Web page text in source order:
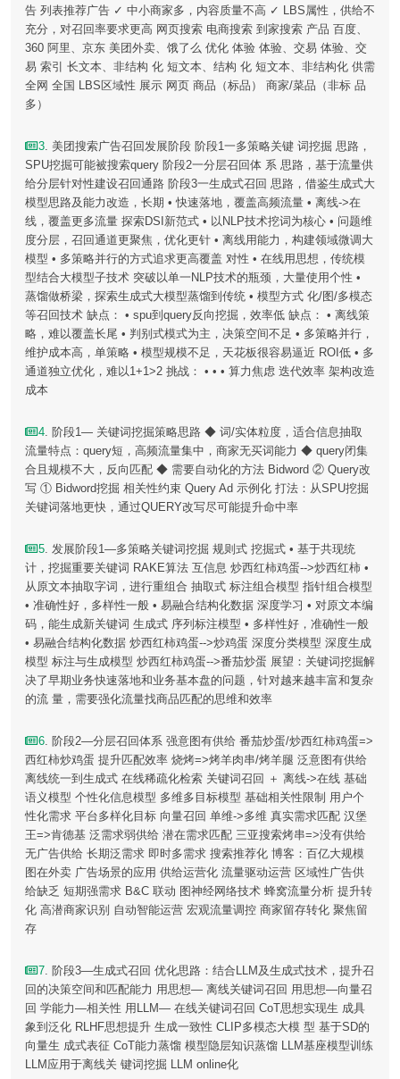
告 列表推荐广告 ✓ 中小商家多，内容质量不高 ✓ LBS属性，供给不
充分，对召回率要求更高 网页搜索 电商搜索 到家搜索 产品 百度、
360 阿里、京东 美团外卖、饿了么 优化 体验 体验、交易 体验、交
易 索引 长文本、非结构 化 短文本、结构 化 短文本、非结构化 供需
全网 全国 LBS区域性 展示 网页 商品（标品） 商家/菜品（非标 品
多）
3. 美团搜索广告召回发展阶段 阶段1一多策略关键 词挖掘 思路，
SPU挖掘可能被搜索query 阶段2一分层召回体 系 思路，基于流量供
给分层针对性建设召回通路 阶段3一生成式召回 思路，借鉴生成式大
模型思路及能力改造，长期 • 快速落地，覆盖高频流量 • 离线->在
线，覆盖更多流量 探索DSI新范式 • 以NLP技术挖词为核心 • 问题维
度分层，召回通道更聚焦，优化更针 • 离线用能力，构建领域微调大
模型 • 多策略并行的方式追求更高覆盖 对性 • 在线用思想，传统模
型结合大模型子技术 突破以单一NLP技术的瓶颈，大量使用个性 •
蒸馏做桥梁，探索生成式大模型蒸馏到传统 • 模型方式 化/图/多模态
等召回技术 缺点： • spu到query反向挖掘，效率低 缺点： • 离线策
略，难以覆盖长尾 • 判别式模式为主，决策空间不足 • 多策略并行，
维护成本高，单策略 • 模型规模不足，天花板很容易逼近 ROI低 • 多
通道独立优化，难以1+1>2 挑战： • • • 算力焦虑 迭代效率 架构改造
成本
4. 阶段1— 关键词挖掘策略思路 ◆ 词/实体粒度，适合信息抽取
流量特点：query短，高频流量集中，商家无买词能力 ◆ query闭集
合且规模不大，反向匹配 ◆ 需要自动化的方法 Bidword ② Query改
写 ① Bidword挖掘 相关性约束 Query Ad 示例化 打法：从SPU挖掘
关键词落地更快，通过QUERY改写尽可能提升命中率
5. 发展阶段1—多策略关键词挖掘 规则式 挖掘式 • 基于共现统
计，挖掘重要关键词 RAKE算法 互信息 炒西红柿鸡蛋-->炒西红柿 •
从原文本抽取字词，进行重组合 抽取式 标注组合模型 指针组合模型
• 准确性好，多样性一般 • 易融合结构化数据 深度学习 • 对原文本编
码，能生成新关键词 生成式 序列标注模型 • 多样性好，准确性一般
• 易融合结构化数据 炒西红柿鸡蛋-->炒鸡蛋 深度分类模型 深度生成
模型 标注与生成模型 炒西红柿鸡蛋-->番茄炒蛋 展望：关键词挖掘解
决了早期业务快速落地和业务基本盘的问题，针对越来越丰富和复杂
的流 量，需要强化流量找商品匹配的思维和效率
6. 阶段2—分层召回体系 强意图有供给 番茄炒蛋/炒西红柿鸡蛋=>
西红柿炒鸡蛋 提升匹配效率 烧烤=>烤羊肉串/烤羊腿 泛意图有供给
离线统一到生成式 在线稀疏化检索 关键词召回 ＋ 离线->在线 基础
语义模型 个性化信息模型 多维多目标模型 基础相关性限制 用户个
性化需求 平台多样化目标 向量召回 单维->多维 真实需求匹配 汉堡
王=>肯德基 泛需求弱供给 潜在需求匹配 三亚搜索烤串=>没有供给
无广告供给 长期泛需求 即时多需求 搜索推荐化 博客：百亿大规模
图在外卖 广告场景的应用 供给运营化 流量驱动运营 区域性广告供
给缺乏 短期强需求 B&C 联动 图神经网络技术 蜂窝流量分析 提升转
化 高潜商家识别 自动智能运营 宏观流量调控 商家留存转化 聚焦留
存
7. 阶段3—生成式召回 优化思路：结合LLM及生成式技术，提升召
回的决策空间和匹配能力 用思想— 离线关键词召回 用思想—向量召
回 学能力—相关性 用LLM— 在线关键词召回 CoT思想实现生 成具
象到泛化 RLHF思想提升 生成一致性 CLIP多模态大模 型 基于SD的
向量生 成式表征 CoT能力蒸馏 模型隐层知识蒸馏 LLM基座模型训练
LLM应用于离线关 键词挖掘 LLM online化